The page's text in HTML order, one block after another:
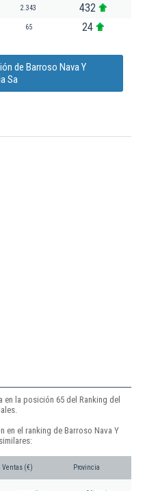
2.343 432
65 24
de Barroso Nava Y
Sa
en la posición 65 del Ranking del
el ranking de Barroso Nava Y
Ventas (€) Provincia